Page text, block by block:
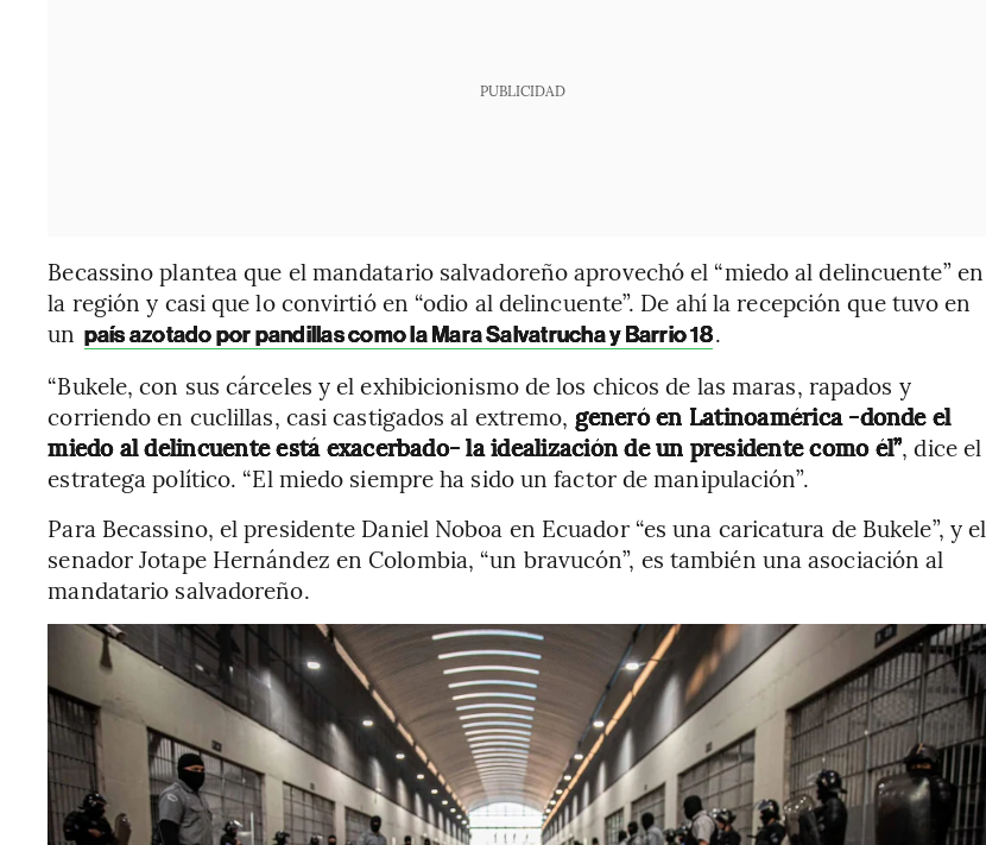
PUBLICIDAD
Becassino plantea que el mandatario salvadoreño aprovechó el “miedo al delincuente” en
la región y casi que lo convirtió en “odio al delincuente”. De ahí la recepción que tuvo en
un país azotado por pandillas como la Mara Salvatrucha y Barrio 18.
“Bukele, con sus cárceles y el exhibicionismo de los chicos de las maras, rapados y
corriendo en cuclillas, casi castigados al extremo, generó en Latinoamérica -donde el
miedo al delincuente está exacerbado- la idealización de un presidente como él”, dice el
estratega político. “El miedo siempre ha sido un factor de manipulación”.
Para Becassino, el presidente Daniel Noboa en Ecuador “es una caricatura de Bukele”, y el
senador Jotape Hernández en Colombia, “un bravucón”, es también una asociación al
mandatario salvadoreño.